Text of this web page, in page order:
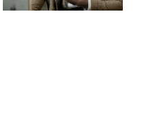
zachować